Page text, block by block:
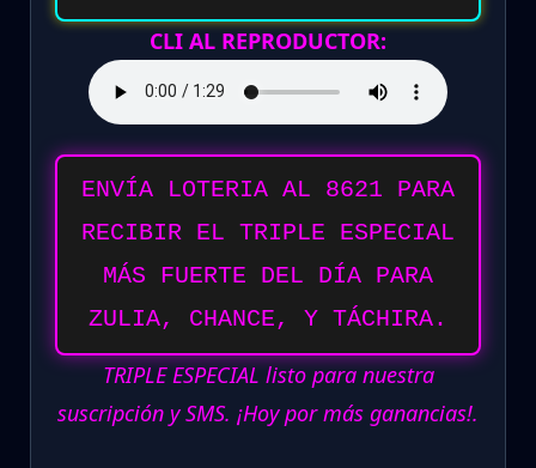
CLI AL REPRODUCTOR:
ENVÍA LOTERIA AL 8621 PARA
RECIBIR EL TRIPLE ESPECIAL
MÁS FUERTE DEL DÍA PARA
ZULIA, CHANCE, Y TÁCHIRA.
TRIPLE ESPECIAL listo para nuestra
suscripción y SMS. ¡Hoy por más ganancias!.